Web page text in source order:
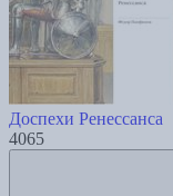
Доспехи Ренессанса
4065